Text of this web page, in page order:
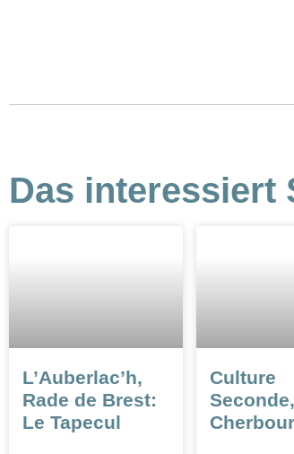
Das interessiert
L’Auberlac’h,
Rade de Brest:
Le Tapecul
Culture
Seconde,